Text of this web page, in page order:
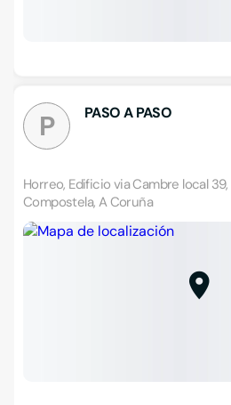
P PASO A PASO
Horreo, Edificio via Cambre local 39,
Compostela, A Coruña